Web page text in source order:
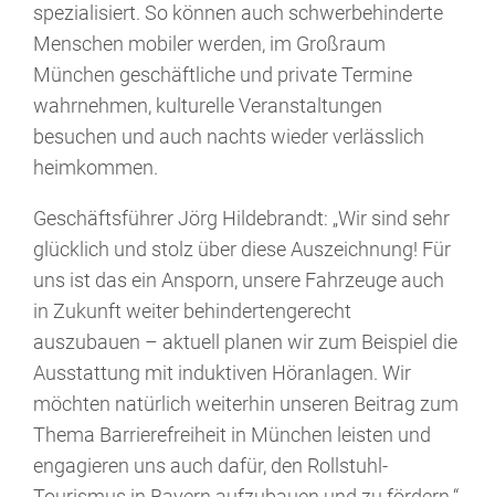
spezialisiert. So können auch schwerbehinderte
Menschen mobiler werden, im Großraum
München geschäftliche und private Termine
wahrnehmen, kulturelle Veranstaltungen
besuchen und auch nachts wieder verlässlich
heimkommen.
Geschäftsführer Jörg Hildebrandt: „Wir sind sehr
glücklich und stolz über diese Auszeichnung! Für
uns ist das ein Ansporn, unsere Fahrzeuge auch
in Zukunft weiter behindertengerecht
auszubauen – aktuell planen wir zum Beispiel die
Ausstattung mit induktiven Höranlagen. Wir
möchten natürlich weiterhin unseren Beitrag zum
Thema Barrierefreiheit in München leisten und
engagieren uns auch dafür, den Rollstuhl-